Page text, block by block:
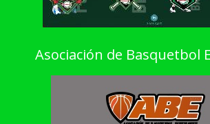
Asociación de Basquetbol